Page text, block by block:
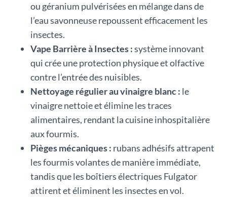
ou géranium pulvérisées en mélange dans de
l’eau savonneuse repoussent efficacement les
insectes.
Vape Barrière à Insectes :système innovant
qui crée une protection physique et olfactive
contre l’entrée des nuisibles.
Nettoyage régulier au vinaigre blanc : le
vinaigre nettoie et élimine les traces
alimentaires, rendant la cuisine inhospitalière
aux fourmis.
Pièges mécaniques : rubans adhésifs attrapent
les fourmis volantes de manière immédiate,
tandis que les boîtiers électriques Fulgator
attirent et éliminent les insectes en vol.